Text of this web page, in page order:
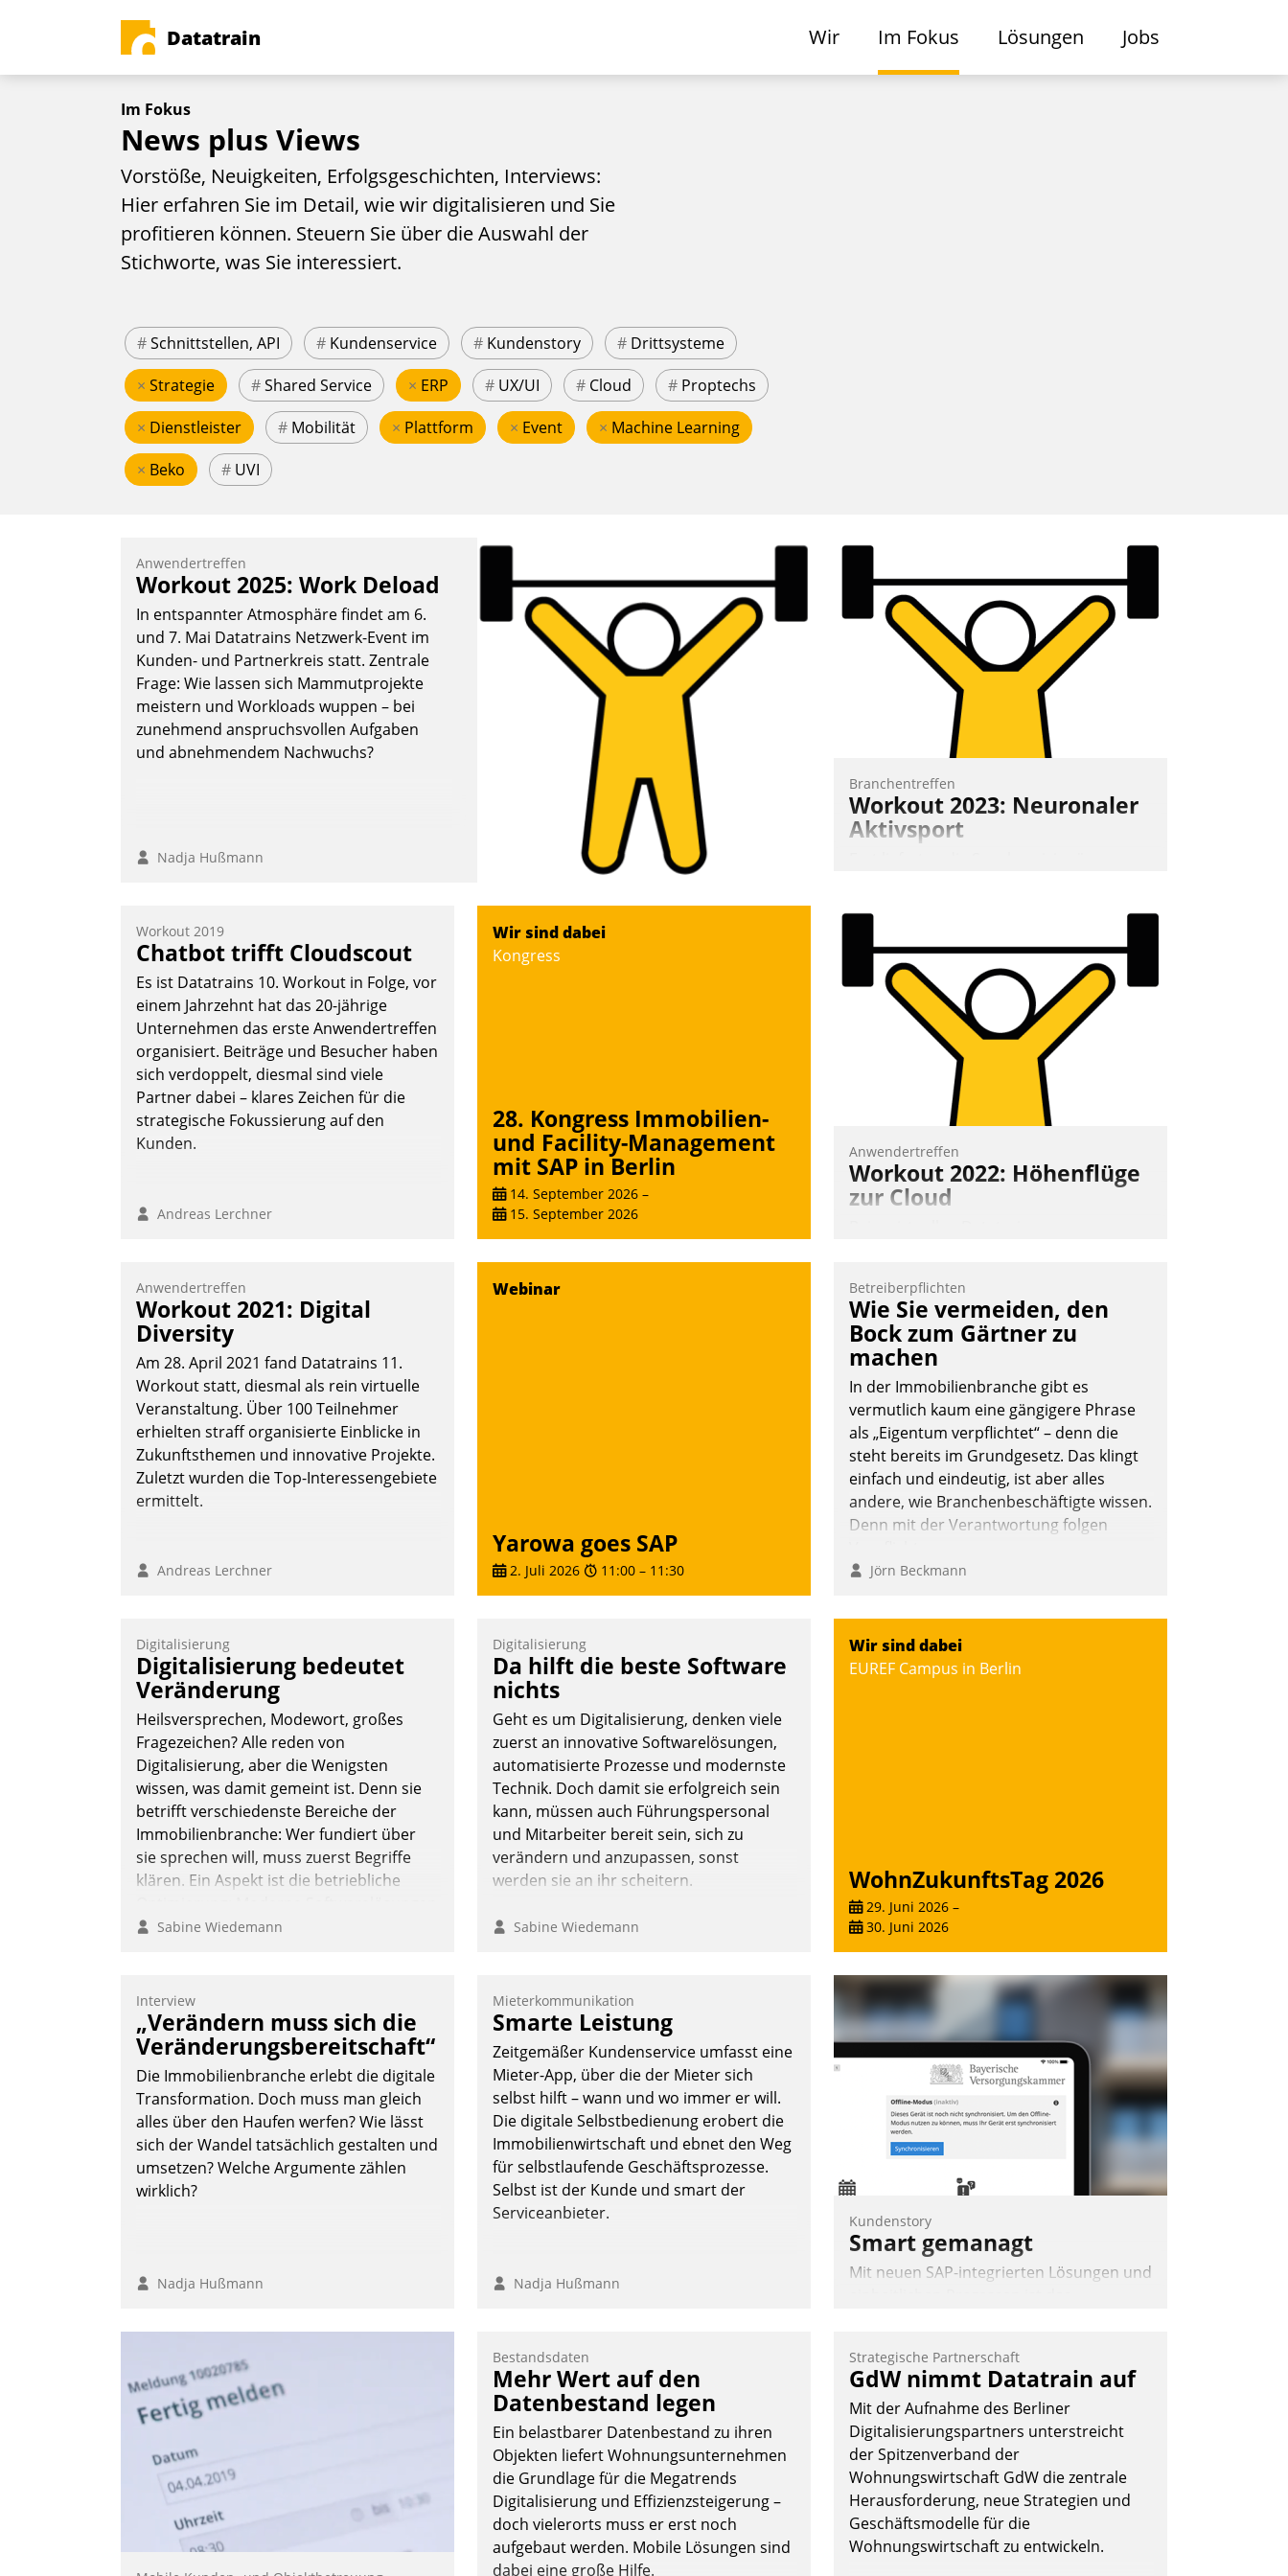
Datatrain Wir Im Fokus Lösungen Jobs
Im Fokus
News plus Views
Vorstöße, Neuigkeiten, Erfolgsgeschichten, Interviews:
Hier erfahren Sie im Detail, wie wir digitalisieren und Sie
profitieren können. Steuern Sie über die Auswahl der
Stichworte, was Sie interessiert.
#Schnittstellen, API # Kundenservice # Kundenstory # Drittsysteme
× Strategie #Shared Service × ERP # UX/UI # Cloud # Proptechs
× Dienstleister # Mobilität × Plattform × Event × Machine Learning
× Beko # UVI
Anwendertreffen
Workout 2025: Work Deload
In entspannter Atmosphäre findet am 6.
und 7. Mai Datatrains Netzwerk-Event im
Kunden- und Partnerkreis statt. Zentrale
Frage: Wie lassen sich Mammutprojekte
meistern und Workloads wuppen – bei
zunehmend anspruchsvollen Aufgaben
und abnehmendem Nachwuchs?
Nadja Hußmann
Branchentreffen
Workout 2023: Neuronaler
Aktivsport
Dazwischen zeigte Datatrain, was es
Neues zu bieten hat.
Nadja Hußmann
Workout 2019
Chatbot trifft Cloudscout
Es ist Datatrains 10. Workout in Folge, vor
einem Jahrzehnt hat das 20-jährige
Unternehmen das erste Anwendertreffen
organisiert. Beiträge und Besucher haben
sich verdoppelt, diesmal sind viele
Partner dabei – klares Zeichen für die
strategische Fokussierung auf den
Kunden.
Andreas Lerchner
Wir sind dabei
Kongress
28. Kongress Immobilien-
und Facility-Management
mit SAP in Berlin
14. September 2026 –
15. September 2026
Anwendertreffen
Workout 2022: Höhenflüge
zur Cloud
Teilnehmer kurzweilige Einblicke in
innovative Cloud-Strategien und -
Lösungen mit hohem Zukunftspotenzial.
Andreas Lerchner
Anwendertreffen
Workout 2021: Digital
Diversity
Am 28. April 2021 fand Datatrains 11.
Workout statt, diesmal als rein virtuelle
Veranstaltung. Über 100 Teilnehmer
erhielten straff organisierte Einblicke in
Zukunftsthemen und innovative Projekte.
Zuletzt wurden die Top-Interessengebiete
ermittelt.
Andreas Lerchner
Webinar
Yarowa goes SAP
2. Juli 2026 11:00 – 11:30
Betreiberpflichten
Wie Sie vermeiden, den
Bock zum Gärtner zu
machen
In der Immobilienbranche gibt es
vermutlich kaum eine gängigere Phrase
als „Eigentum verpflichtet“ – denn die
steht bereits im Grundgesetz. Das klingt
einfach und eindeutig, ist aber alles
andere, wie Branchenbeschäftigte wissen.
Denn mit der Verantwortung folgen
Jörn Beckmann
Digitalisierung
Digitalisierung bedeutet
Veränderung
Heilsversprechen, Modewort, großes
Fragezeichen? Alle reden von
Digitalisierung, aber die Wenigsten
wissen, was damit gemeint ist. Denn sie
betrifft verschiedenste Bereiche der
Immobilienbranche: Wer fundiert über
sie sprechen will, muss zuerst Begriffe
klären. Ein Aspekt ist die betriebliche
ermöglichen große Einsparungen durch
Allein mit der Einführung einer neuen
Software ist es nicht getan. Die
Digitalisierung erfordert von
Unternehmen die Bereitschaft, sich zu
überprüfen, zu hinterfragen und zu
verändern.
Sabine Wiedemann
Digitalisierung
Da hilft die beste Software
nichts
Geht es um Digitalisierung, denken viele
zuerst an innovative Softwarelösungen,
automatisierte Prozesse und modernste
Technik. Doch damit sie erfolgreich sein
kann, müssen auch Führungspersonal
und Mitarbeiter bereit sein, sich zu
verändern und anzupassen, sonst
werden sie an ihr scheitern.
Sabine Wiedemann
Wir sind dabei
EUREF Campus in Berlin
WohnZukunftsTag 2026
29. Juni 2026 –
30. Juni 2026
Interview
„Verändern muss sich die
Veränderungsbereitschaft“
Die Immobilienbranche erlebt die digitale
Transformation. Doch muss man gleich
alles über den Haufen werfen? Wie lässt
sich der Wandel tatsächlich gestalten und
umsetzen? Welche Argumente zählen
wirklich?
Nadja Hußmann
Mieterkommunikation
Smarte Leistung
Zeitgemäßer Kundenservice umfasst eine
Mieter-App, über die der Mieter sich
selbst hilft – wann und wo immer er will.
Die digitale Selbstbedienung erobert die
Immobilienwirtschaft und ebnet den Weg
für selbstlaufende Geschäftsprozesse.
Selbst ist der Kunde und smart der
Serviceanbieter.
Nadja Hußmann
Kundenstory
Smart gemanagt
Mit neuen SAP-integrierten Lösungen und
Kapitalanlage für künftige Aufgaben und
Herausforderungen gerüstet.
Nadja Hußmann
Bestandsdaten
Mehr Wert auf den
Datenbestand legen
Ein belastbarer Datenbestand zu ihren
Objekten liefert Wohnungsunternehmen
die Grundlage für die Megatrends
Digitalisierung und Effizienzsteigerung –
doch vielerorts muss er erst noch
aufgebaut werden. Mobile Lösungen sind
dabei eine große Hilfe.
Strategische Partnerschaft
GdW nimmt Datatrain auf
Mit der Aufnahme des Berliner
Digitalisierungspartners unterstreicht
der Spitzenverband der
Wohnungswirtschaft GdW die zentrale
Herausforderung, neue Strategien und
Geschäftsmodelle für die
Wohnungswirtschaft zu entwickeln.